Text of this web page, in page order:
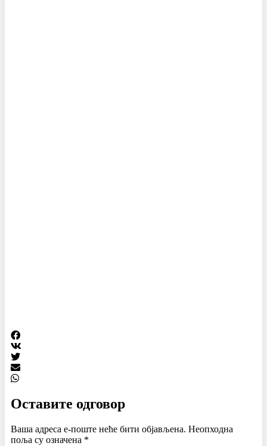
Оставите одговор
Ваша адреса е-поште неће бити објављена. Неопходна
поља су означена *